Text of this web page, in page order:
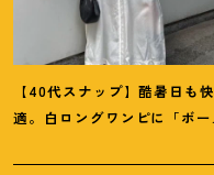
【40代スナップ】酷暑日も快
適。白ロングワンピに「ボー
美緒さん